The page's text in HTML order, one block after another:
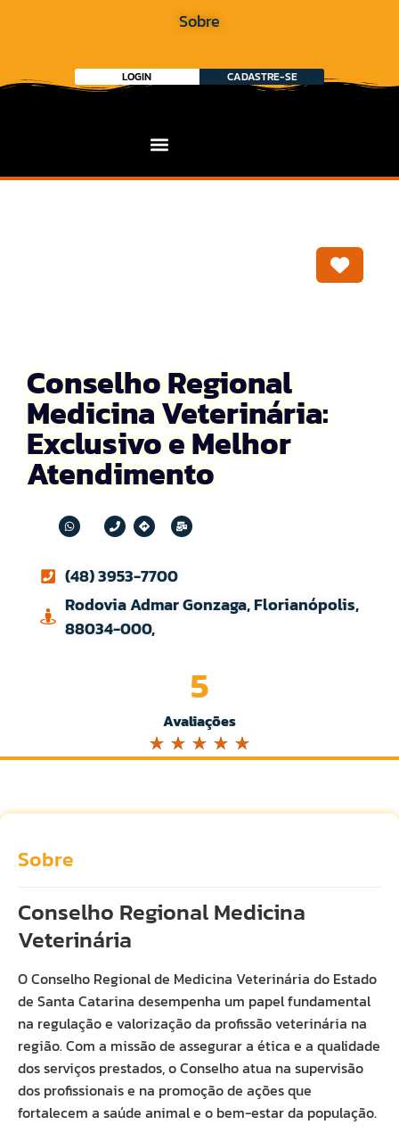
Sobre
LOGIN CADASTRE-SE
Conselho Regional
Medicina Veterinária:
Exclusivo e Melhor
Atendimento
(48) 3953-7700
Rodovia Admar Gonzaga, Florianópolis,
88034-000,
Avaliações
5
☆ ☆ ☆ ☆ ☆
Sobre
Conselho Regional Medicina
Veterinária
O Conselho Regional de Medicina Veterinária do Estado
de Santa Catarina desempenha um papel fundamental
na regulação e valorização da profissão veterinária na
região. Com a missão de assegurar a ética e a qualidade
dos serviços prestados, o Conselho atua na supervisão
dos profissionais e na promoção de ações que
fortalecem a saúde animal e o bem-estar da população.